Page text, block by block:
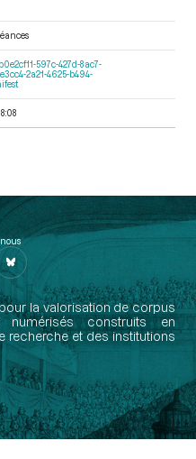
597c-427d-8ac7-
2a21-4625-b494-
la valorisation de corpus
numérisés construits en
recherche et des institutions